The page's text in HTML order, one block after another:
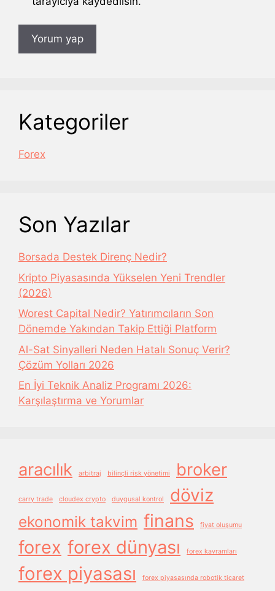
Kategoriler
Forex
Son Yazılar
Borsada Destek Direnç Nedir?
Kripto Piyasasında Yükselen Yeni Trendler
(2026)
Worest Capital Nedir? Yatırımcıların Son
Dönemde Yakından Takip Ettiği Platform
Al-Sat Sinyalleri Neden Hatalı Sonuç Verir?
Çözüm Yolları 2026
En İyi Teknik Analiz Programı 2026:
Karşılaştırma ve Yorumlar
aracılık arbitraj bilinçli risk yönetimi broker
carry trade cloudex crypto duygusal kontrol döviz
ekonomik takvim finans fiyat oluşumu
forex forex dünyası forex kavramları
forex piyasası forex piyasasında robotik ticaret